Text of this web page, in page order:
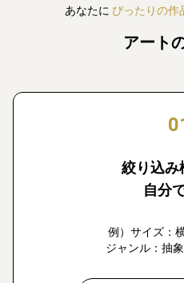
あなたに ぴったりの作
アート
絞り込み
自分
例）サイズ：
ジャンル：抽